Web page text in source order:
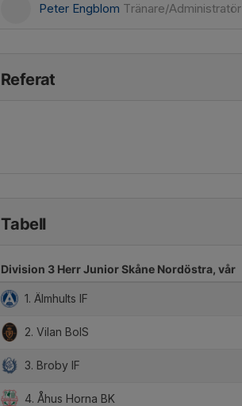
Peter Engblom Tränare/Administratör
Referat
Tabell
Division 3 Herr Junior Skåne Nordöstra, vår
1. Älmhults IF
2. Vilan BoIS
3. Broby IF
4. Åhus Horna BK